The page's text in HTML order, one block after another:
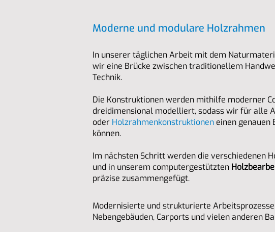
Moderne und modulare Holzrahmen
In unserer täglichen Arbeit mit dem
wir eine Brücke zwischen traditionellem
Technik.
Die Konstruktionen werden mithilfe moderner
dreidimensional modelliert, sodass wir für alle
oder Holzrahmenkonstruktionen einen genauen
können.
Im nächsten Schritt werden die verschiedenen
und in unserem computergestützten
präzise zusammengefügt.
Modernisierte und strukturierte
Nebengebäuden, Carports und vielen anderen